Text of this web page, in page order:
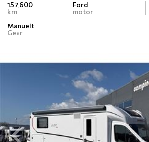
157,600
km
Manuelt
Gear
Ford
motor